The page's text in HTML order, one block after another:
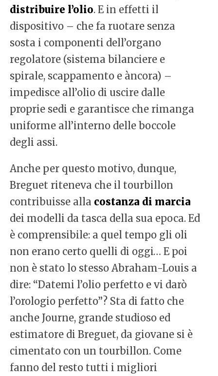
distribuire l’olio. E in effetti il
dispositivo – che fa ruotare senza
sosta i componenti dell’organo
regolatore (sistema bilanciere e
spirale, scappamento e àncora) –
impedisce all’olio di uscire dalle
proprie sedi e garantisce che rimanga
uniforme all’interno delle boccole
degli assi.
Anche per questo motivo, dunque,
Breguet riteneva che il tourbillon
contribuisse alla costanza di marcia
dei modelli da tasca della sua epoca. Ed
è comprensibile: a quel tempo gli oli
non erano certo quelli di oggi… E poi
non è stato lo stesso Abraham-Louis a
dire: “Datemi l’olio perfetto e vi darò
l’orologio perfetto”? Sta di fatto che
anche Journe, grande studioso ed
estimatore di Breguet, da giovane si è
cimentato con un tourbillon. Come
fanno del resto tutti i migliori